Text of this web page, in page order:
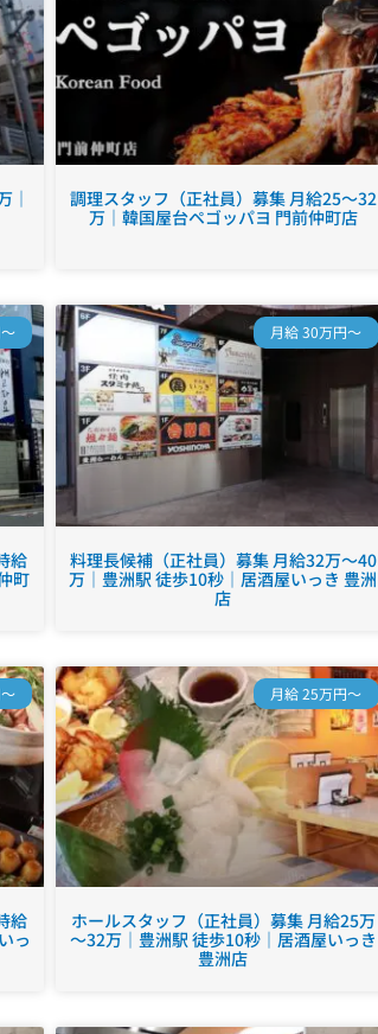
｜
調理スタッフ（正社員）募集 月給25～32
万｜韓国屋台ペゴッパヨ 門前仲町店
給
町
月給 30万円～
料理長候補（正社員）募集 月給32万～40
万｜豊洲駅 徒歩10秒｜居酒屋いっき 豊洲
店
給
っ
月給 25万円～
ホールスタッフ（正社員）募集 月給25万
～32万｜豊洲駅 徒歩10秒｜居酒屋いっき
豊洲店